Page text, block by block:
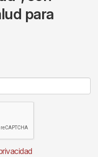
para